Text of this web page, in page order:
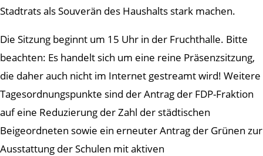
Stadtrats als Souverän des Haushalts stark machen.
Die Sitzung beginnt um 15 Uhr in der Fruchthalle. Bitte
beachten: Es handelt sich um eine reine Präsenzsitzung,
die daher auch nicht im Internet gestreamt wird! Weitere
Tagesordnungspunkte sind der Antrag der FDP-Fraktion
auf eine Reduzierung der Zahl der städtischen
Beigeordneten sowie ein erneuter Antrag der Grünen zur
Ausstattung der Schulen mit aktiven